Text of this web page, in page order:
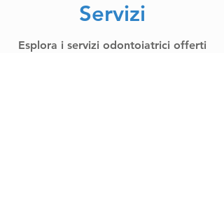
Servizi
Esplora i servizi odontoiatrici offerti